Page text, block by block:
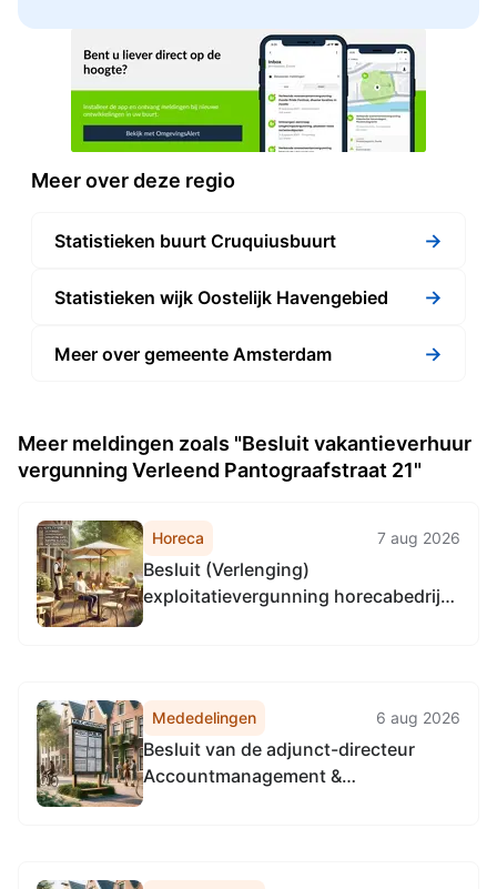
Meer over deze regio
Statistieken buurt Cruquiusbuurt →
Statistieken wijk Oostelijk Havengebied →
Meer over gemeente Amsterdam →
Meer meldingen zoals "Besluit vakantieverhuur
vergunning Verleend Pantograafstraat 21"
Horeca 7 aug 2026
Besluit (Verlenging)
exploitatievergunning horecabedrijf
Mededelingen 6 aug 2026
Besluit van de adjunct-directeur
Accountmanagement &
2026, tot het vaststellen van de